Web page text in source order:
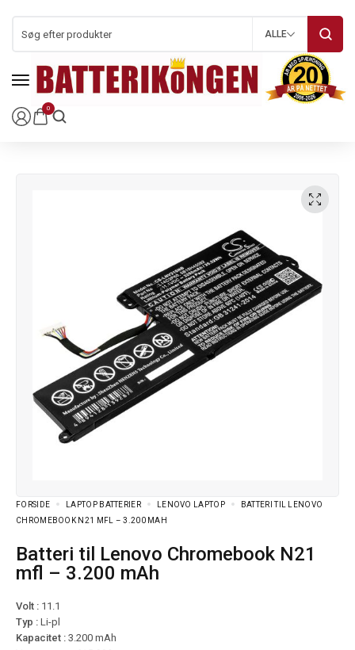
0
ALLE
FORSIDE LAPTOP BATTERIER LENOVO LAPTOP
BATTERI TIL LENOVO
CHROMEBOOK N21 MFL – 3.200 MAH
Batteri til Lenovo Chromebook N21
mfl – 3.200 mAh
Volt : 11.1
Typ : Li-pl
Kapacitet : 3.200 mAh